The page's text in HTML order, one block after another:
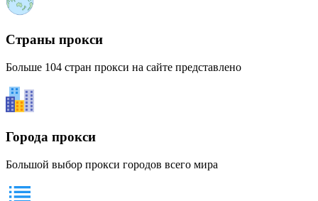
Страны прокси
Больше 104 стран прокси на сайте представлено
Города прокси
Большой выбор прокси городов всего мира